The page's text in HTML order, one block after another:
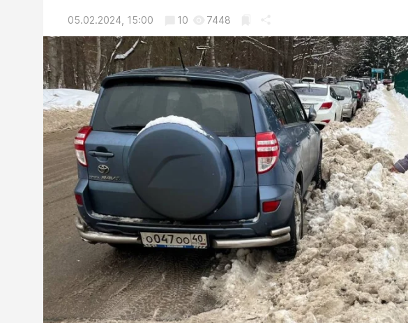
05.02.2024, 15:00 10 7448